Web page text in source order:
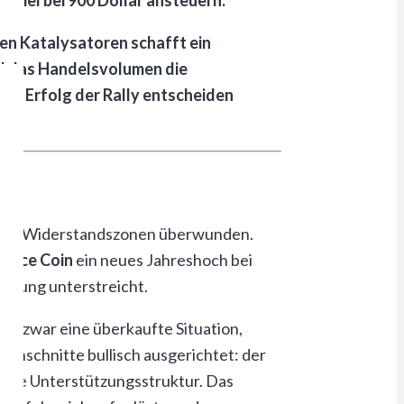
Katalysatoren schafft ein
Handelsvolumen die
Erfolg der Rally entscheiden
Widerstandszonen überwunden.
Coin ein neues Jahreshoch bei
unterstreicht.
zwar eine überkaufte Situation,
bullisch ausgerichtet: der
Unterstützungsstruktur. Das